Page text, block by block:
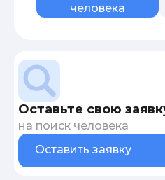
человека
Оставьте свою
на поиск человека
Оставить заявку